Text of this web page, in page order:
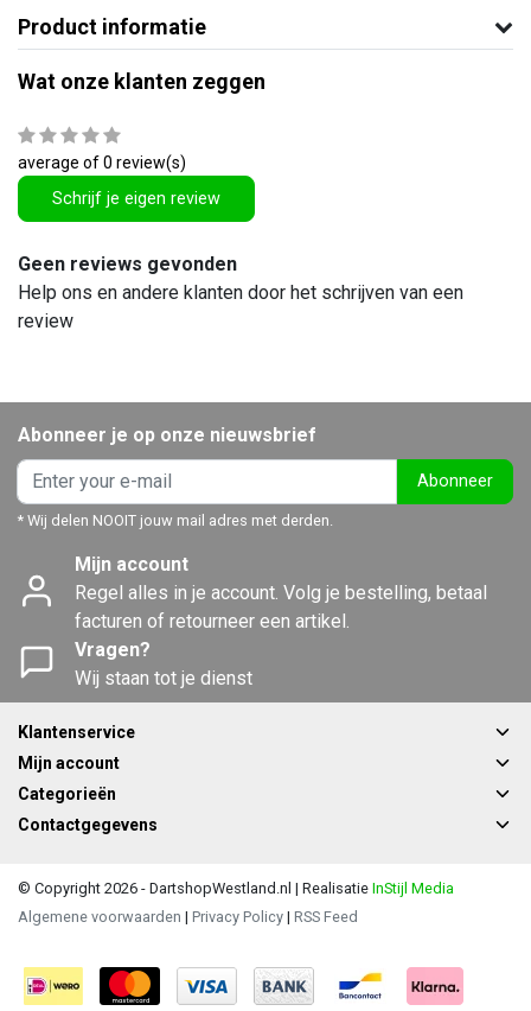
Product informatie
Wat onze klanten zeggen
average of 0 review(s)
Schrijf je eigen review
Geen reviews gevonden
Help ons en andere klanten door het schrijven van een
review
Abonneer je op onze nieuwsbrief
Abonneer
* Wij delen NOOIT jouw mail adres met derden.
Mijn account
Regel alles in je account. Volg je bestelling, betaal
facturen of retourneer een artikel.
Vragen?
Wij staan tot je dienst
Klantenservice
Mijn account
Categorieën
Contactgegevens
© Copyright 2026 - DartshopWestland.nl | Realisatie InStijl Media
Algemene voorwaarden | Privacy Policy | RSS Feed